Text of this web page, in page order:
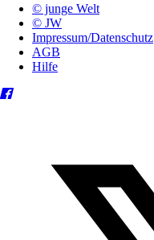
© junge Welt
© JW
Impressum/Datenschutz
AGB
Hilfe